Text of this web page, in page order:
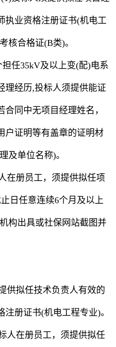
执业资格注册证书(机电工
核合格证(B类)。
任35kV及以上变(配)电系
理经历,投标人须提供能证
同中无项目经理姓名，
户证明等有盖章的证明材
及单位名称)。
在册员工，须提供拟任项
日任意连续6个月及以上
构出具或社保网站截图并
供拟任技术负责人有效的
册证书(机电工程专业)。
人在册员工，须提供拟任